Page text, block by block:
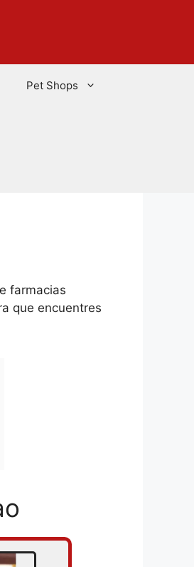
Pet Shops
farmacias
que encuentres